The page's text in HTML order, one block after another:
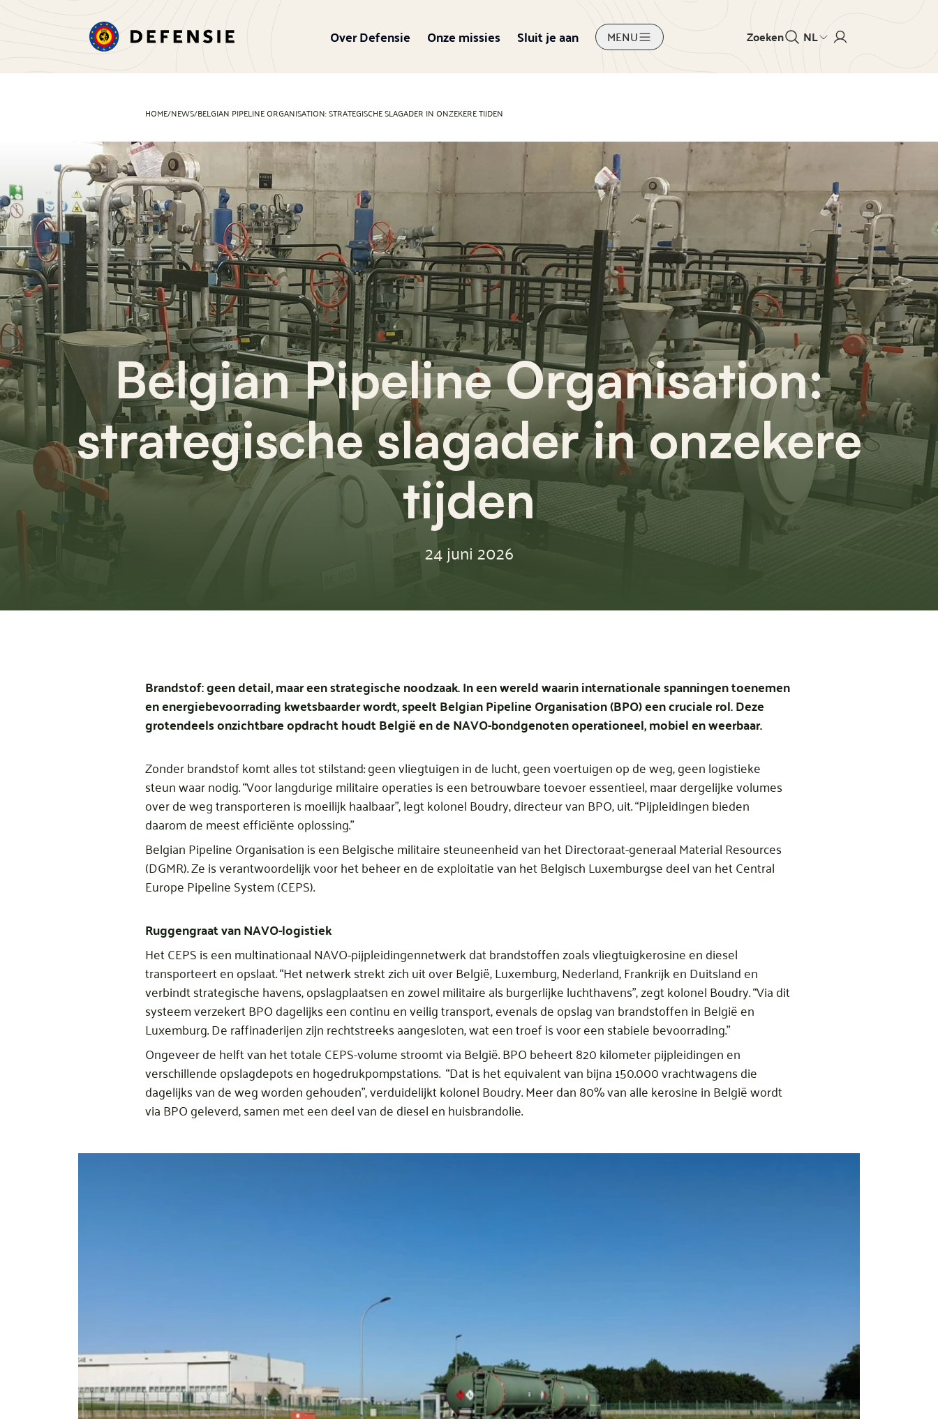
Over Defensie Onze missies Sluit je aan MENU Zoeken NL
HOME/NEWS/BELGIAN PIPELINE ORGANISATION: STRATEGISCHE SLAGADER IN ONZEKERE TIJDEN
Belgian Pipeline Organisation:
strategische slagader in onzekere
tijden
24 juni 2026
Brandstof: geen detail, maar een strategische noodzaak. In een wereld waarin internationale spanningen toenemen
en energiebevoorrading kwetsbaarder wordt, speelt Belgian Pipeline Organisation (BPO) een cruciale rol. Deze
grotendeels onzichtbare opdracht houdt België en de NAVO-bondgenoten operationeel, mobiel en weerbaar.
Zonder brandstof komt alles tot stilstand: geen vliegtuigen in de lucht, geen voertuigen op de weg, geen logistieke
steun waar nodig. “Voor langdurige militaire operaties is een betrouwbare toevoer essentieel, maar dergelijke volumes
over de weg transporteren is moeilijk haalbaar”, legt kolonel Boudry, directeur van BPO, uit. “Pijpleidingen bieden
daarom de meest efficiënte oplossing.”
Belgian Pipeline Organisation is een Belgische militaire steuneenheid van het Directoraat-generaal Material Resources
(DGMR). Ze is verantwoordelijk voor het beheer en de exploitatie van het Belgisch Luxemburgse deel van het Central
Europe Pipeline System (CEPS).
Ruggengraat van NAVO-logistiek
Het CEPS is een multinationaal NAVO-pijpleidingennetwerk dat brandstoffen zoals vliegtuigkerosine en diesel
transporteert en opslaat. “Het netwerk strekt zich uit over België, Luxemburg, Nederland, Frankrijk en Duitsland en
verbindt strategische havens, opslagplaatsen en zowel militaire als burgerlijke luchthavens”, zegt kolonel Boudry. “Via dit
systeem verzekert BPO dagelijks een continu en veilig transport, evenals de opslag van brandstoffen in België en
Luxemburg. De raffinaderijen zijn rechtstreeks aangesloten, wat een troef is voor een stabiele bevoorrading.”
Ongeveer de helft van het totale CEPS-volume stroomt via België. BPO beheert 820 kilometer pijpleidingen en
verschillende opslagdepots en hogedrukpompstations. “Dat is het equivalent van bijna 150.000 vrachtwagens die
dagelijks van de weg worden gehouden”, verduidelijkt kolonel Boudry. Meer dan 80% van alle kerosine in België wordt
via BPO geleverd, samen met een deel van de diesel en huisbrandolie.